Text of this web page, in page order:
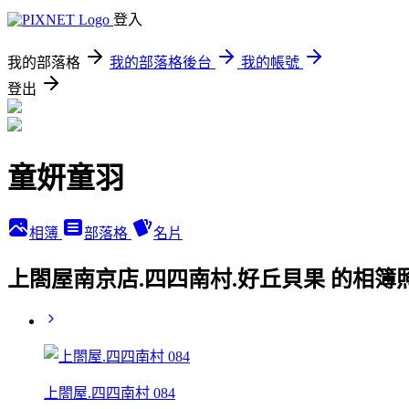
登入
我的部落格 我的部落格後台
我的帳號
登出
童妍童羽
相簿 部落格 名片
上閤屋南京店.四四南村.好丘貝果 的相簿
上閤屋.四四南村 084